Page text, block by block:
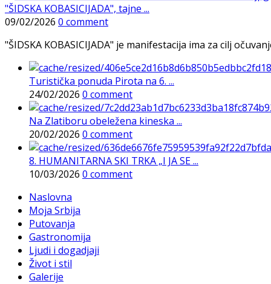
"ŠIDSKA KOBASICIJADA", tajne ...
09/02/2026 0 comment
"ŠIDSKA KOBASICIJADA" je manifestacija ima za cilj
Turistička ponuda Pirota na 6. ...
24/02/2026 0 comment
Na Zlatiboru obeležena kineska ...
20/02/2026 0 comment
8. HUMANITARNA SKI TRKA „I JA SE ...
10/03/2026 0 comment
Naslovna
Moja Srbija
Putovanja
Gastronomija
Ljudi i dogadjaji
Život i stil
Galerije